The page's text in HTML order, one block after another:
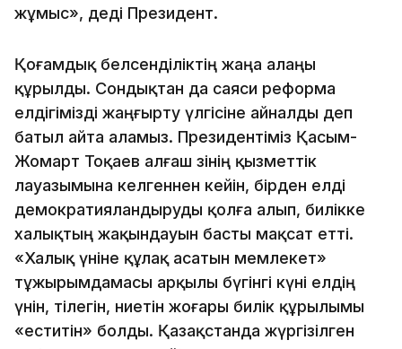
жұмыс», деді Президент.
Қоғамдық белсенділіктің жаңа алаңы
құрылды. Сондықтан да саяси реформа
елдігімізді жаңғырту үлгісіне айналды деп
батыл айта аламыз. Президентіміз Қасым-
Жомарт Тоқаев алғаш өзінің қызметтік
лауазымына келгеннен кейін, бірден елді
демократияландыруды қолға алып, билікке
халықтың жақындауын басты мақсат етті.
«Халық үніне құлақ асатын мемлекет»
тұжырымдамасы арқылы бүгінгі күні елдің
үнін, тілегін, ниетін жоғары билік құрылымы
«еститін» болды. Қазақстанда жүргізілген